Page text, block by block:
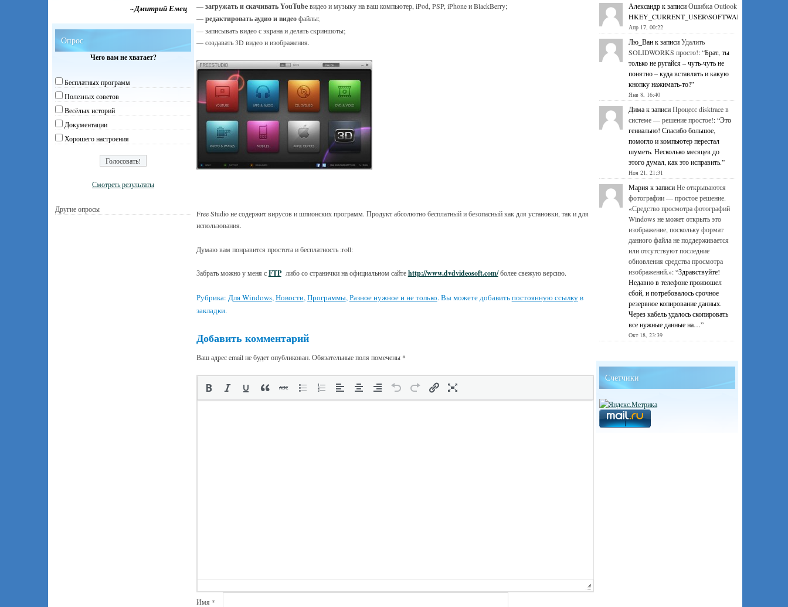
—загружать и скачивать YouTubeвидео и музыку на ваш компьютер, iPod, PSP, iPhone и BlackBerry;
—редактировать аудио и видеофайлы;
— записывать видео с экрана и делать скриншоты;
— создавать 3D видео и изображения.
Free Studio не содержит вирусов и шпионских программ. Продукт абсолютно бесплатный и безопасный как для установки, так и для
использования.
Думаю вам понравится простота и бесплатность :roll:
Забрать можно у меня сFTPлибо со странички на официальном сайтеhttp://www.dvdvideosoft.com/более свежую версию.
Рубрика: Для Windows,Новости,Программы,Разное нужное и не только. Вы можете добавитьпостоянную ссылкув
закладки.
Добавить комментарий
Ваш адрес email не будет опубликован. Обязательные поля помечены *
Имя *
~Дмитрий Емец
Опрос
Чего вам не хватает?
Бесплатных программ
Полезных советов
Весёлых историй
Документации
Хорошего настроения
Смотреть результаты
Другие опросы
Александрк записиОшибка Outlook 0x8004010F —
Апр 17, 00:22
Лю_Ванк записиУдалить
SOLIDWORKS просто!: “Брат, ты
только не ругайся – чуть-чуть не
понятно – куда вставлять и какую
кнопку нажимать-то?”
Янв 8, 16:40
Димак записиПроцесс disktrace в
системе — решение простое!: “Это
гениально! Спасибо большое,
помогло и компьютер перестал
шуметь. Несколько месяцев до
этого думал, как это исправить.”
Ноя 21, 21:31
Марияк записиНе открываются
фотографии — простое решение.
«Средство просмотра фотографий
Windows не может открыть это
изображение, поскольку формат
данного файла не поддерживается
или отсутствуют последние
обновления средства просмотра
изображений.»: “Здравствуйте!
Недавно в телефоне произошел
сбой, и потребовалось срочное
резервное копирование данных.
Через кабель удалось скопировать
все нужные данные на…”
Окт 18, 23:39
Счетчики